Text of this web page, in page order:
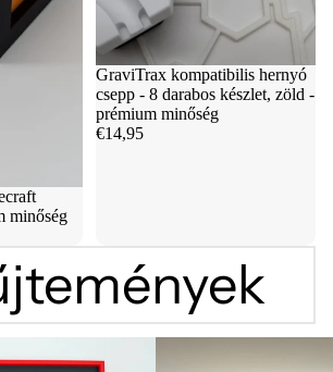
minőség
GraviTrax kompatibilis hernyó
csepp - 8 darabos készlet, zöld -
prémium minőség
€14,95